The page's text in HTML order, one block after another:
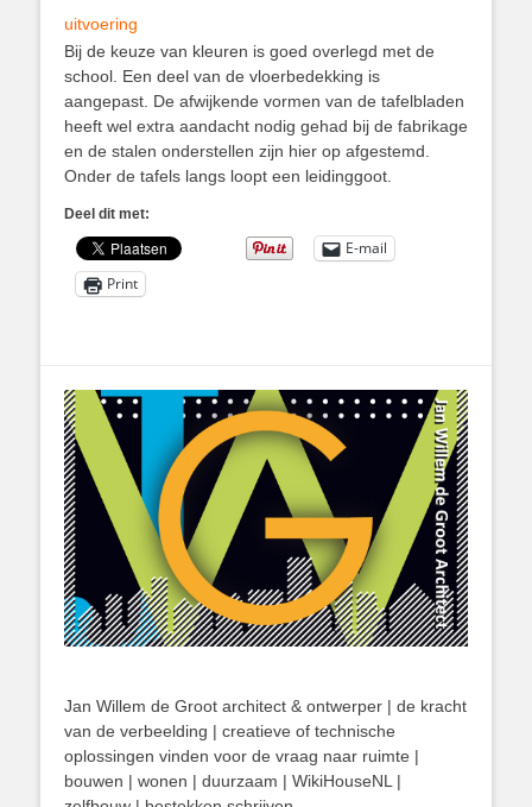
uitvoering
Bij de keuze van kleuren is goed overlegd met de
school. Een deel van de vloerbedekking is
aangepast. De afwijkende vormen van de tafelbladen
heeft wel extra aandacht nodig gehad bij de fabrikage
en de stalen onderstellen zijn hier op afgestemd.
Onder de tafels langs loopt een leidinggoot.
Deel dit met:
E-mail
Print
Jan Willem de Groot architect & ontwerper | de kracht
van de verbeelding | creatieve of technische
oplossingen vinden voor de vraag naar ruimte |
bouwen | wonen | duurzaam | WikiHouseNL |